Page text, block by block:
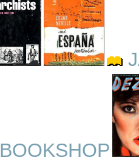
BOOKSHOP